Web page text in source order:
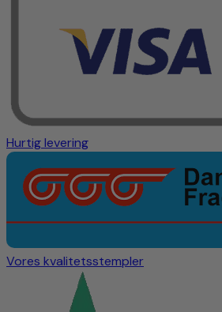
Hurtig levering
Vores kvalitetsstempler